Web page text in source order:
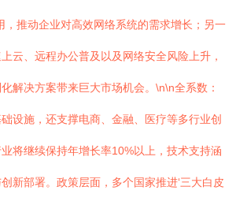
，推动企业对高效网络系统的需求增长；另一
云、远程办公普及以及网络安全风险上升，
解决方案带来巨大市场机会。\n\n全系数：
设施，还支撑电商、金融、医疗等多行业创
将继续保持年增长率10%以上，技术支持涵
新部署。政策层面，多个国家推进‘三大白皮